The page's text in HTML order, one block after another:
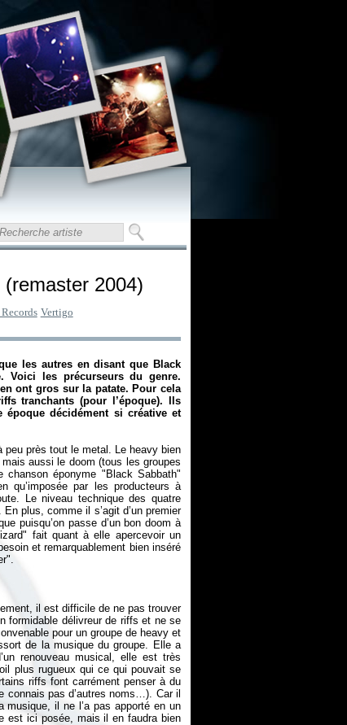
2004)
Vertigo
les autres en disant que Black
Voici les précurseurs du genre.
ont gros sur la patate. Pour cela
tranchants (pour l’époque). Ils
décidément si créative et
près tout le metal. Le heavy bien
aussi le doom (tous les groupes
éponyme "Black Sabbath"
qu’imposée par les producteurs à
Le niveau technique des quatre
plus, comme il s’agit d’un premier
puisqu’on passe d’un bon doom à
fait quant à elle apercevoir un
et remarquablement bien inséré
il est difficile de ne pas trouver
formidable délivreur de riffs et ne se
pour un groupe de heavy et
de la musique du groupe. Elle a
renouveau musical, elle est très
plus rugueux qui ce qui pouvait se
riffs font carrément penser à du
connais pas d’autres noms…). Car il
il ne l’a pas apporté en un
est ici posée, mais il en faudra bien